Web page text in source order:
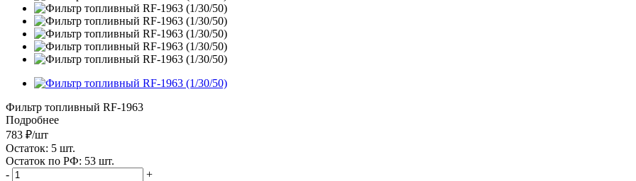
Фильтр топливный RF-1963
Подробнее
783 ₽/шт
Остаток: 5 шт.
Остаток по РФ: 53 шт.
-
+